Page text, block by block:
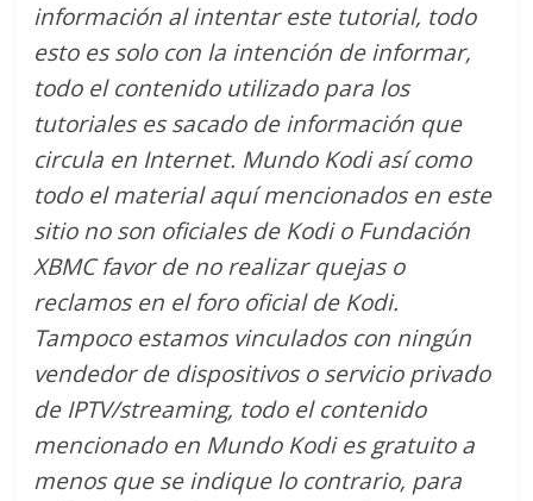
información al intentar este tutorial, todo
esto es solo con la intención de informar,
todo el contenido utilizado para los
tutoriales es sacado de información que
circula en Internet. Mundo Kodi así como
todo el material aquí mencionados en este
sitio no son oficiales de Kodi o Fundación
XBMC favor de no realizar quejas o
reclamos en el foro oficial de Kodi.
Tampoco estamos vinculados con ningún
vendedor de dispositivos o servicio privado
de IPTV/streaming, todo el contenido
mencionado en Mundo Kodi es gratuito a
menos que se indique lo contrario, para